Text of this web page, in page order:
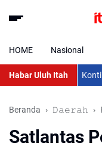
HOME Nasional
Habar Uluh ItahKontingen
Beranda 𝙳𝚊𝚎𝚛𝚊𝚑
Satlantas